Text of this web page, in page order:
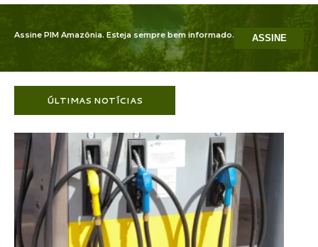
Assine PIM Amazônia. Esteja sempre bem informado. ASSINE
ÚLTIMAS NOTÍCIAS